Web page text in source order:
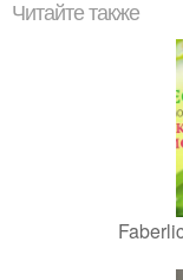
Читайте также